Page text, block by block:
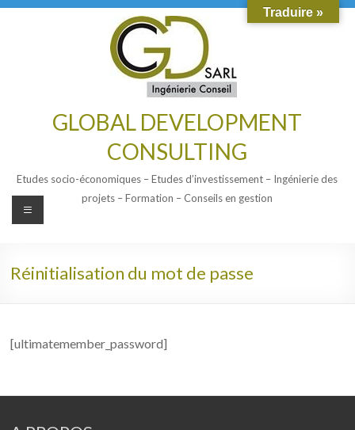
GLOBAL DEVELOPMENT
CONSULTING
Etudes socio-économiques – Etudes d’investissement – Ingénierie des
projets – Formation – Conseils en gestion
Réinitialisation du mot de passe
[ultimatemember_password]
Traduire »